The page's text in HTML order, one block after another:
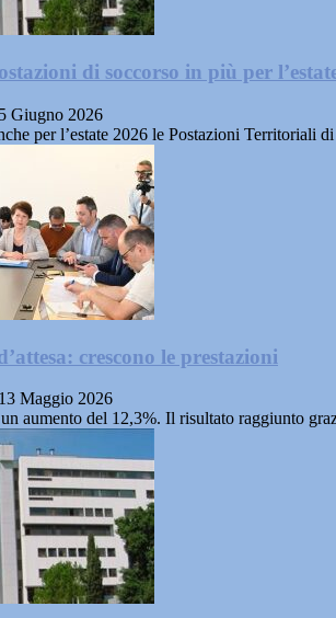
di soccorso in più per
5 Giugno 2026
per l’estate 2026 le Postazioni Territoriali
crescono le prestazioni
13 Maggio 2026
aumento del 12,3%. Il risultato raggiunto